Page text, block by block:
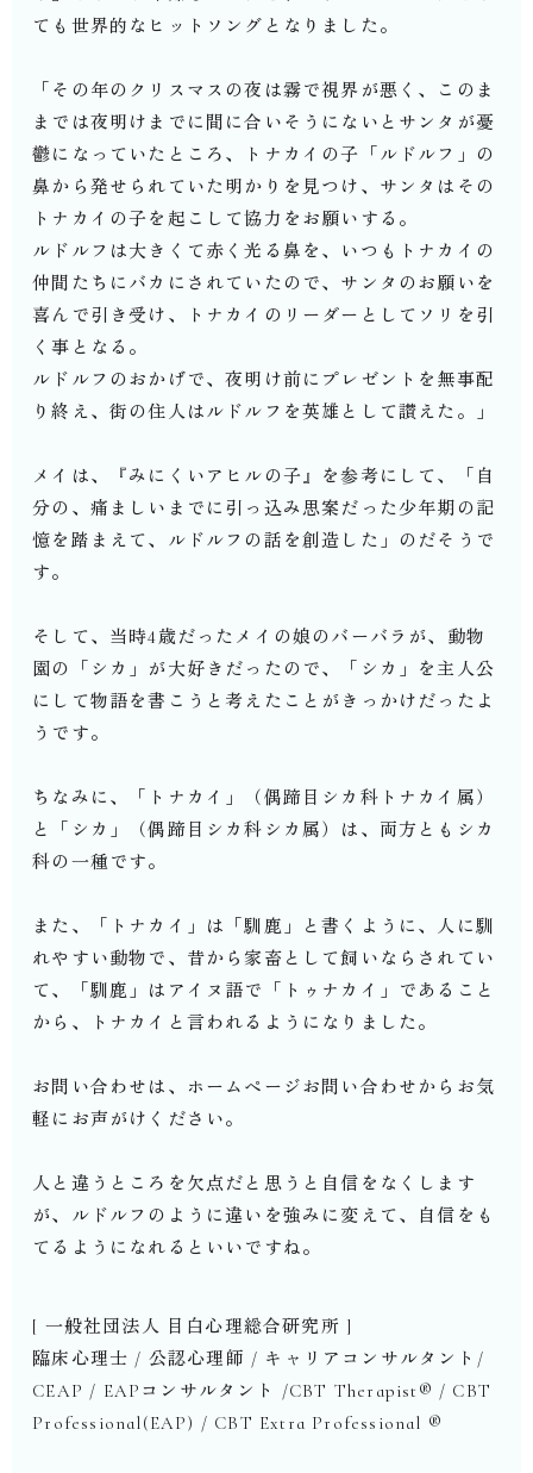
ても世界的なヒットソングとなりました。
「その年のクリスマスの夜は霧で視界が悪く、このま
までは夜明けまでに間に合いそうにないとサンタが憂
鬱になっていたところ、トナカイの子「ルドルフ」の
鼻から発せられていた明かりを見つけ、サンタはその
トナカイの子を起こして協力をお願いする。
ルドルフは大きくて赤く光る鼻を、いつもトナカイの
仲間たちにバカにされていたので、サンタのお願いを
喜んで引き受け、トナカイのリーダーとしてソリを引
く事となる。
ルドルフのおかげで、夜明け前にプレゼントを無事配
り終え、街の住人はルドルフを英雄として讃えた。」
メイは、『みにくいアヒルの子』を参考にして、「自
分の、痛ましいまでに引っ込み思案だった少年期の記
憶を踏まえて、ルドルフの話を創造した」のだそうで
す。
そして、当時4歳だったメイの娘のバーバラが、動物
園の「シカ」が大好きだったので、「シカ」を主人公
にして物語を書こうと考えたことがきっかけだったよ
うです。
ちなみに、「トナカイ」（偶蹄目シカ科トナカイ属）
と「シカ」（偶蹄目シカ科シカ属）は、両方ともシカ
科の一種です。
また、「トナカイ」は「馴鹿」と書くように、人に馴
れやすい動物で、昔から家畜として飼いならされてい
て、「馴鹿」はアイヌ語で「トゥナカイ」であること
から、トナカイと言われるようになりました。
お問い合わせは、ホームページお問い合わせからお気
軽にお声がけください。
人と違うところを欠点だと思うと自信をなくします
が、ルドルフのように違いを強みに変えて、自信をも
てるようになれるといいですね。
[ 一般社団法人 目白心理総合研究所 ]
臨床心理士 / 公認心理師 / キャリアコンサルタント/
CEAP / EAPコンサルタント /CBT Therapist®︎ / CBT
Professional(EAP) / CBT Extra Professional ®︎